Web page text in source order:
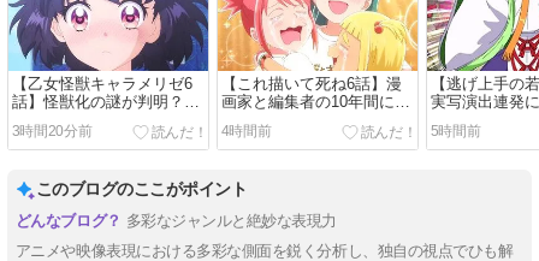
【乙女怪獣キャラメリゼ6
話】怪獣化の謎が判明？ラ
イリーの正体にも注目集ま
る
3時間20分前
【これ描いて死ね6話】漫
画家と編集者の10年間に反
響「創作のリアルが刺さ
る」
4時間前
【逃げ上手の
実写演出連発
は綺麗なのに
5時間前
このブログのここがポイント
多彩なジャンルと絶妙な表現力
アニメや映像表現における多彩な側面を鋭く分析し、独自の視点でひも解